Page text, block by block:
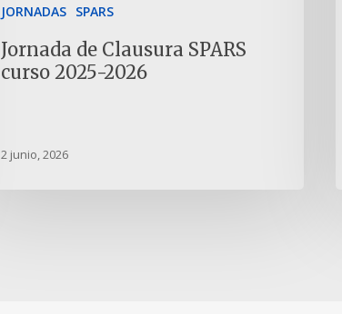
JORNADAS SPARS
Jornada de Clausura SPARS
curso 2025-2026
2 junio, 2026